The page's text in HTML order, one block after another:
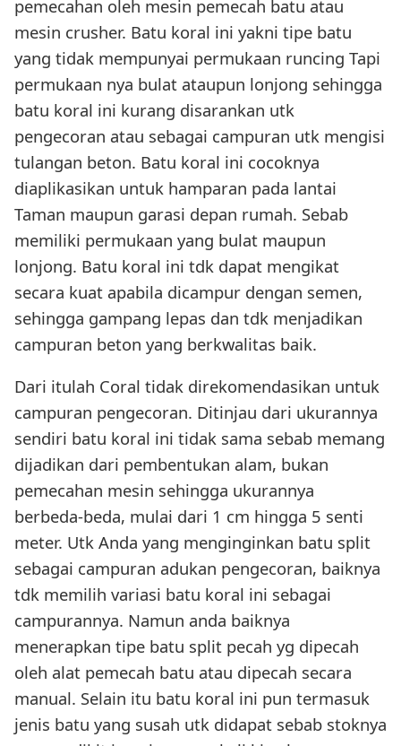
pemecahan oleh mesin pemecah batu atau
mesin crusher. Batu koral ini yakni tipe batu
yang tidak mempunyai permukaan runcing Tapi
permukaan nya bulat ataupun lonjong sehingga
batu koral ini kurang disarankan utk
pengecoran atau sebagai campuran utk mengisi
tulangan beton. Batu koral ini cocoknya
diaplikasikan untuk hamparan pada lantai
Taman maupun garasi depan rumah. Sebab
memiliki permukaan yang bulat maupun
lonjong. Batu koral ini tdk dapat mengikat
secara kuat apabila dicampur dengan semen,
sehingga gampang lepas dan tdk menjadikan
campuran beton yang berkwalitas baik.
Dari itulah Coral tidak direkomendasikan untuk
campuran pengecoran. Ditinjau dari ukurannya
sendiri batu koral ini tidak sama sebab memang
dijadikan dari pembentukan alam, bukan
pemecahan mesin sehingga ukurannya
berbeda-beda, mulai dari 1 cm hingga 5 senti
meter. Utk Anda yang menginginkan batu split
sebagai campuran adukan pengecoran, baiknya
tdk memilih variasi batu koral ini sebagai
campurannya. Namun anda baiknya
menerapkan tipe batu split pecah yg dipecah
oleh alat pemecah batu atau dipecah secara
manual. Selain itu batu koral ini pun termasuk
jenis batu yang susah utk didapat sebab stoknya